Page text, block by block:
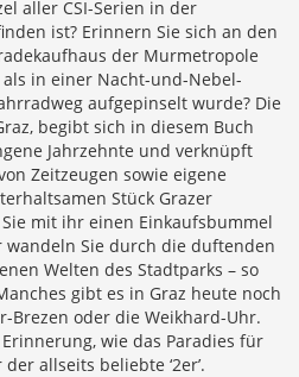
aller CSI-Serien in der
ist? Erinnern Sie sich an den
der Murmetropole
in einer Nacht-und-Nebel-
aufgepinselt wurde? Die
begibt sich in diesem Buch
Jahrzehnte und verknüpft
Zeitzeugen sowie eigene
Stück Grazer
mit ihr einen Einkaufsbummel
wandeln Sie durch die duftenden
Welten des Stadtparks – so
gibt es in Graz heute noch
Brezen oder die Weikhard-Uhr.
wie das Paradies für
allseits beliebte ‘2er’.